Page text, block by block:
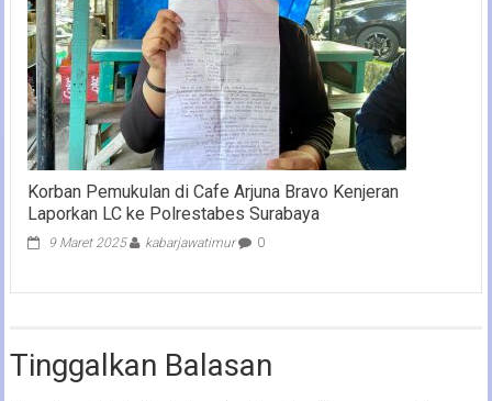
Korban Pemukulan di Cafe Arjuna Bravo Kenjeran
Laporkan LC ke Polrestabes Surabaya
9 Maret 2025 kabarjawatimur 0
Tinggalkan Balasan